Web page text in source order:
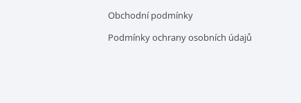
Obchodní podmínky
Podmínky ochrany osobních údajů